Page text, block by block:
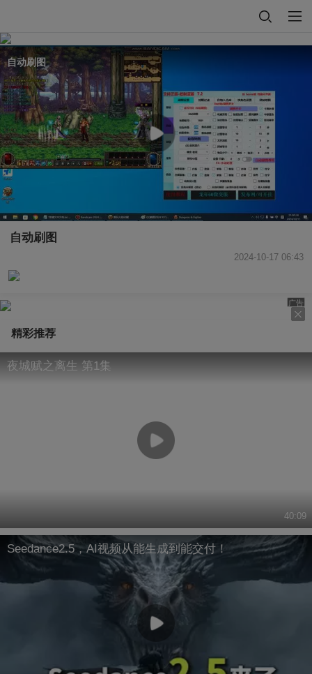
自动刷图
自动刷图
2024-10-17 06:43
广告
精彩推荐
夜城赋之离生 第1集
40:09
Seedance2.5，AI视频从能生成到能交付！